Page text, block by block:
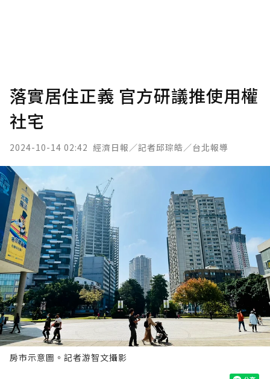
落實居住正義 官方研議推使用權
社宅
2024-10-14 02:42 經濟日報／記者邱琮皓／台北報導
房市示意圖。記者游智文攝影